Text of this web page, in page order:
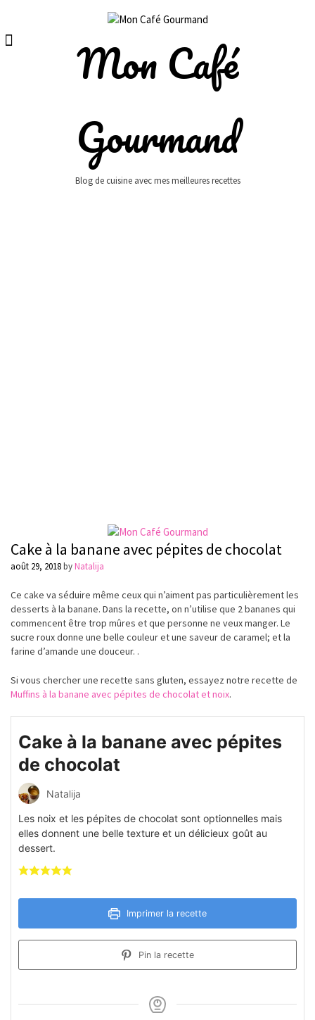
content
Mon Café
Gourmand
Blog de cuisine avec mes meilleures recettes
Cake à la banane avec pépites de chocolat
août 29, 2018byNatalija
Ce cake va séduire même ceux qui n’aiment pas particulièrement les
desserts à la banane. Dans la recette, on n’utilise que 2 bananes qui
commencent être trop mûres et que personne ne veux manger. Le
sucre roux donne une belle couleur et une saveur de caramel; et la
farine d’amande une douceur. .
Si vous chercher une recette sans gluten, essayez notre recette de
Muffins à la banane avec pépites de chocolat et noix.
Cake à la banane avec pépites
de chocolat
Natalija
Les noix et les pépites de chocolat sont optionnelles mais
elles donnent une belle texture et un délicieux goût au
dessert.
Imprimer la recette
Pin la recette